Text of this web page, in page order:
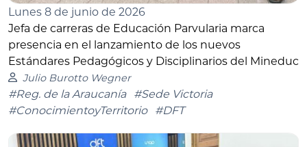
Lunes 8 de junio de 2026
Jefa de carreras de Educación Parvularia marca
presencia en el lanzamiento de los nuevos
Estándares Pedagógicos y Disciplinarios del Mineduc
Julio Burotto Wegner
#Reg. de la Araucanía
#Sede Victoria
#ConocimientoyTerritorio
#DFT